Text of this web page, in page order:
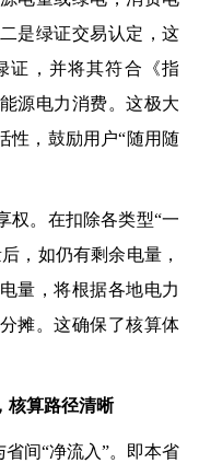
是绿证交易认定，这
证，并将其符合《指
源电力消费。这极大
性，鼓励用户“随用随
。 在扣除各类型“一
，如仍有剩余电量，
量，将根据各地电力
摊。这确保了核算体
算路径清晰
间“净流入”。即本省